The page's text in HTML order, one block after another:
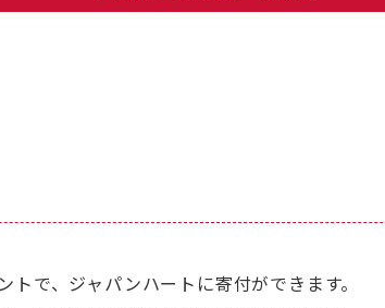
で、ジャパンハートに寄付ができます。